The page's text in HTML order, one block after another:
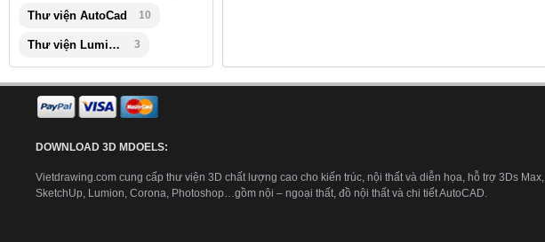
Thư viện AutoCad 10
Thư viện Lumion 3
DOWNLOAD 3D MDOELS:
Vietdrawing.com cung cấp thư viện 3D chất lượng cao cho kiến trúc, nội thất và diễn họa, hỗ trợ 3Ds Max,
SketchUp, Lumion, Corona, Photoshop…gồm nội – ngoại thất, đồ nội thất và chi tiết AutoCAD.